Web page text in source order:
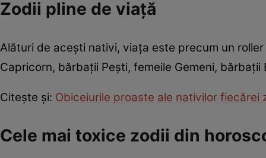
Zodii pline de viață
Alături de acești nativi, viața este precum un
Capricorn, bărbații Pești, femeile Gemeni,
Citește și: Obiceiurile proaste ale nativilor fiecărei
Cele mai toxice zodii din